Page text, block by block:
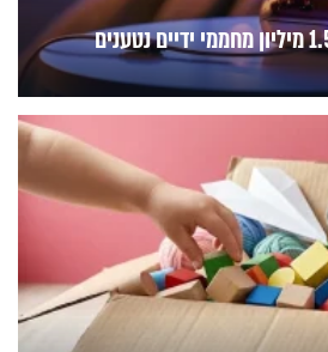
בעקבות מקרה מוות: 1.5 מיליון מחממי ידיים נטענים